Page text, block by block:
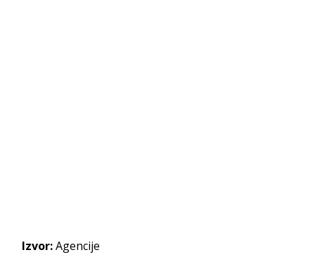
Izvor:Agencije